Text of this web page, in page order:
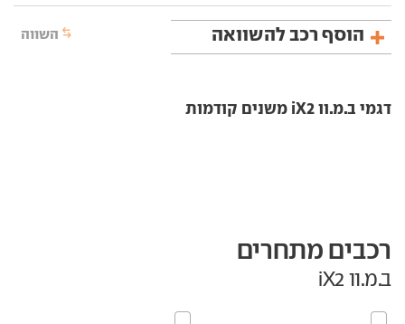
הוסף רכב להשוואה השווה
דגמי ב.מ.וו iX2 משנים קודמות
רכבים מתחרים
ב.מ.וו iX2